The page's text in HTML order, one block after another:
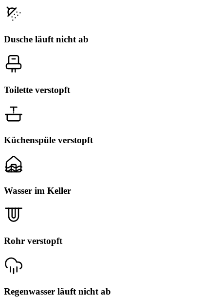
Dusche läuft nicht ab
Toilette verstopft
Küchenspüle verstopft
Wasser im Keller
Rohr verstopft
Regenwasser läuft nicht ab